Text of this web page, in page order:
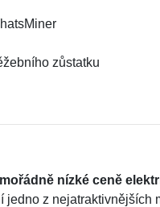
zůstatku
nízké ceně
jedno z nejatraktivnějších